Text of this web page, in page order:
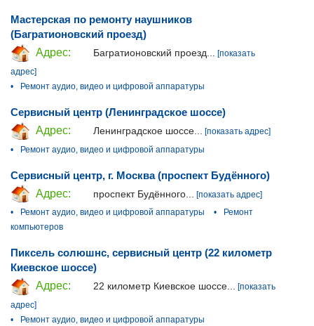
Мастерская по ремонту наушников
(Багратионовский проезд)
Адрес:
Багратионовский проезд...
[показать
адрес]
•
Ремонт аудио, видео и цифровой аппаратуры
Сервисный центр (Ленинградское шоссе)
Адрес:
Ленинградское шоссе...
[показать адрес]
•
Ремонт аудио, видео и цифровой аппаратуры
Сервисный центр, г. Москва (проспект Будённого)
Адрес:
проспект Будённого...
[показать адрес]
•
Ремонт аудио, видео и цифровой аппаратуры •
Ремонт
компьютеров
Пиксель солюшнс, сервисный центр (22 километр
Киевское шоссе)
Адрес:
22 километр Киевское шоссе... [показать
адрес]
•
Ремонт аудио, видео и цифровой аппаратуры